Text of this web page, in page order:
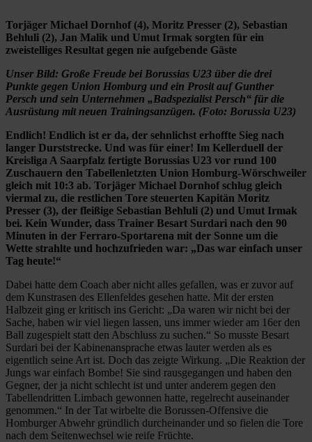
Torjäger Michael Dornhof (4), Moritz Presser (2), Sebastian
Behluli (2), Jan Malik und Umut Irmak sorgten für ein
zweistelliges Resultat gegen nie aufgebende Gäste
Unser Bild: Große Freude bei Borussias U23 über die drei
Punkte gegen Union Homburg und ein Prosit auf Gunther
Persch und sein Unternehmen „Badspezialist Persch“ für die
Ausrüstung mit neuen Trainingsanzügen. (Foto: Borussia U23)
Endlich! Endlich ist er da, der sehnlichst erhoffte Sieg nach
langer Durststrecke. Und was für einer! Im Kellerduell der
Kreisliga A Saarpfalz fertigte Borussias U23 vor rund 100
Zuschauern den Tabellenletzten Union Homburg-Wörschweiler
gleich mit 10:3 ab. Torjäger Michael Dornhof schlug gleich
viermal zu, die restlichen Tore steuerten Kapitän Moritz
Presser (3), der fleißige Sebastian Behluli (2) und Umut Irmak
bei. Kein Wunder, dass Trainer Besart Surdari nach den 90
Minuten in der Ferraro-Sportarena mit der Sonne um die
Wette strahlte und hochzufrieden war: „Das war einfach unser
Tag heute!“
Dabei hatte dem Coach aber nicht alles gefallen, was er zuvor auf
dem Kunstrasen des Ellenfeldes gesehen hatte. Mit der ersten
Halbzeit ging er kritisch ins Gericht: „Da waren wir nicht bei der
Sache, haben wir viel liegen lassen, uns immer wieder am 16er den
Ball zugespielt statt den Abschluss zu suchen.“ So musste Besart
Surdari bei der Kabinenansprache etwas lauter werden als es
eigentlich seine Art ist. Doch das zeigte Wirkung. „Die Reaktion der
Jungs war einfach Bombe! Sie sind rausgegangen und haben den
Gegner, der ja nicht schlecht ist und unter anderem gegen den
Tabellendritten Limbach gewonnen hatte, regelrecht auseinander
genommen.“ In der Tat wirbelte die Borussen-Offensive die
Homburger Abwehr gründlich durcheinander und so fielen die Tore
nach dem Seitenwechsel wie reife Früchte.